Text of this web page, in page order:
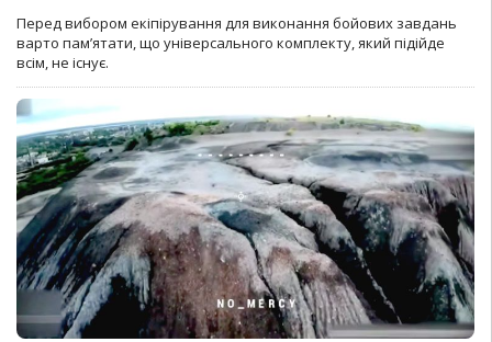
Перед вибором екіпірування для виконання бойових завдань
варто пам’ятати, що універсального комплекту, який підійде
всім, не існує.